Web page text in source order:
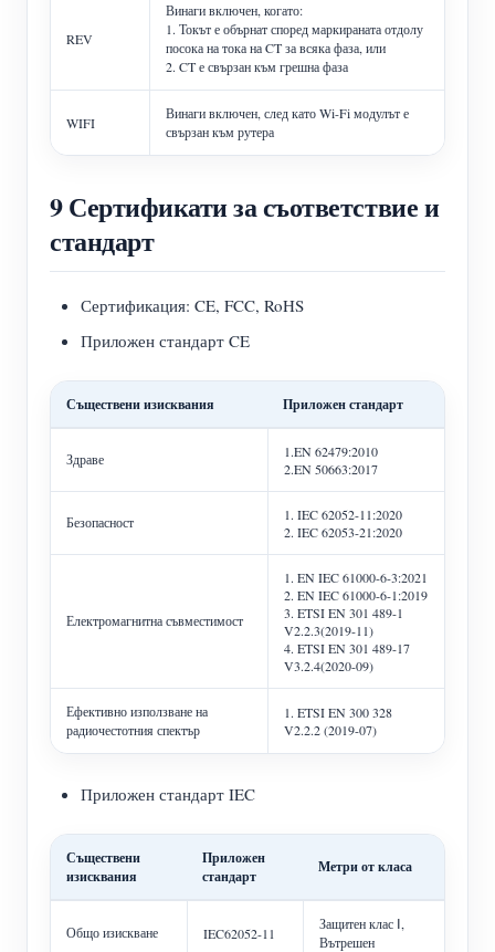
REV
Винаги включен, когато:
1. Токът е обърнат според маркираната отдолу
посока на тока на CT за всяка фаза, или
2. CT е свързан към грешна фаза
WIFI
Винаги включен, след като Wi-Fi модулът е
свързан към рутера
9 Сертификати за съответствие и
стандарт
Сертификация: CE, FCC, RoHS
Приложен стандарт CE
Съществени изисквания Приложен стандарт
Здраве
1.EN 62479:2010
2.EN 50663:2017
Безопасност
1. IEC 62052-11:2020
2. IEC 62053-21:2020
Електромагнитна съвместимост
1. EN IEC 61000-6-3:2021
2. EN IEC 61000-6-1:2019
3. ETSI EN 301 489-1
V2.2.3(2019-11)
4. ETSI EN 301 489-17
V3.2.4(2020-09)
Ефективно използване на
радиочестотния спектър
1. ETSI EN 300 328
V2.2.2 (2019-07)
Приложен стандарт IEC
Съществени
изисквания
Приложен
стандарт
Метри от класа
Общо изискване IEC62052-11
Защитен клас Ⅰ,
Вътрешен